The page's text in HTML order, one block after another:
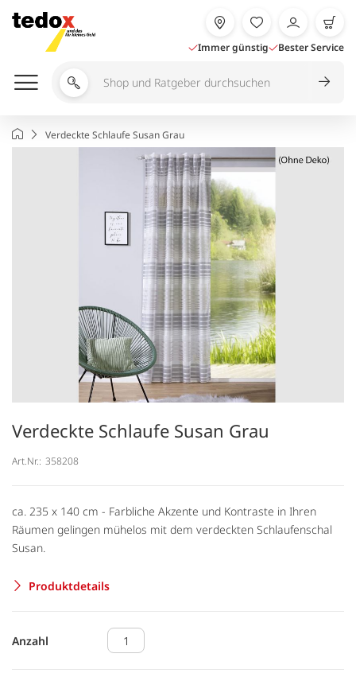
Inhalt
springen
Immer günstig Bester Service
Shop
durchsuchen
StartseiteVerdeckte Schlaufe Susan Grau
Verdeckte Schlaufe Susan Grau
Art.Nr.: 358208
ca. 235 x 140 cm - Farbliche Akzente und Kontraste in Ihren
Räumen gelingen mühelos mit dem verdeckten Schlaufenschal
Susan.
Produktdetails
Anzahl